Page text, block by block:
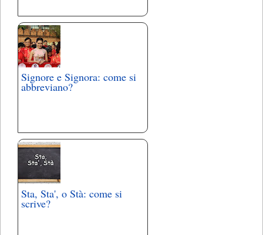
Signore e Signora: come si
abbreviano?
Sta, Sta', o Stà: come si
scrive?